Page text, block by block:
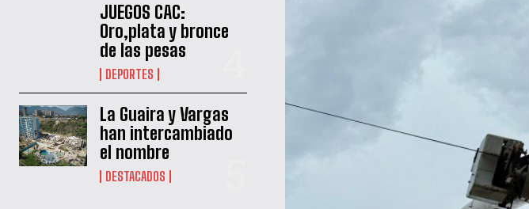
JUEGOS CAC:
Oro,plata y bronce
de las pesas
DEPORTES
La Guaira y Vargas
han intercambiado
el nombre
DESTACADOS